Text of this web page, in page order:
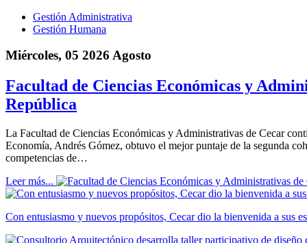
Gestión Administrativa
Gestión Humana
Miércoles, 05 2026 Agosto
Facultad de Ciencias Económicas y
República
La Facultad de Ciencias Económicas y Administrativas de Cecar
Economía, Andrés Gómez, obtuvo el mejor puntaje de la segunda
competencias de…
Leer más...
Con entusiasmo y nuevos propósitos, Cecar dio la bienvenida a sus